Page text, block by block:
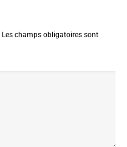
Les champs obligatoires sont